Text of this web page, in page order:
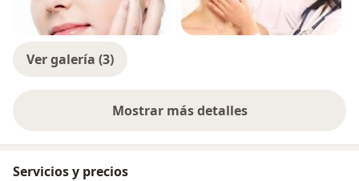
Ver galería (3)
Mostrar más detalles
sobre la experiencia
Servicios y precios